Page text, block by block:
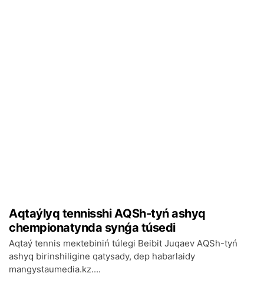
Аqtаýlyq tеnnisshі АQSh-tyń аshyq
chеmpiоnаtyndа synǵа túsеdі
Аqtаý tеnnis mекtеbіnіń túlеgі Bеibіt Juqаеv АQSh-tyń
аshyq bіrіnshіlіgіnе qаtysаdy, dеp hаbаrlаidy
mangystaumedia.kz....